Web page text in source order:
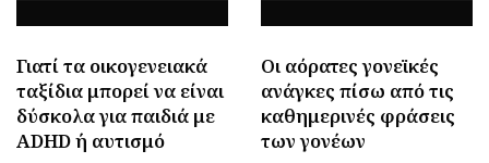
Γιατί τα οικογενειακά
ταξίδια μπορεί να είναι
δύσκολα για παιδιά με
ADHD ή αυτισμό
Οι αόρατες γονεϊκές
ανάγκες πίσω από τις
καθημερινές φράσεις
των γονέων